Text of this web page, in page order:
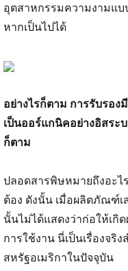
อุตสาหกรรมความงามแ
หากเป็นไปได้
อย่างไรก็ตาม การรับรอ
เป็นออร์แกนิคอย่างอิสระ
ก็ตาม
ปลอดสารพิษหมายถึงอะ
ต้อง ดังนั้น เมื่อผลิตภัณฑ์
นั้นไม่ได้แสดงว่าก่อให้เกิ
การใช้งาน นี่เป็นเรื่องจ
สหรัฐอเมริกาในปัจจุบัน